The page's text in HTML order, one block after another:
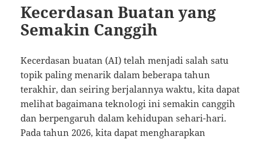
Kecerdasan Buatan yang
Semakin Canggih
Kecerdasan buatan (AI) telah menjadi salah satu
topik paling menarik dalam beberapa tahun
terakhir, dan seiring berjalannya waktu, kita dapat
melihat bagaimana teknologi ini semakin canggih
dan berpengaruh dalam kehidupan sehari-hari.
Pada tahun 2026, kita dapat mengharapkan